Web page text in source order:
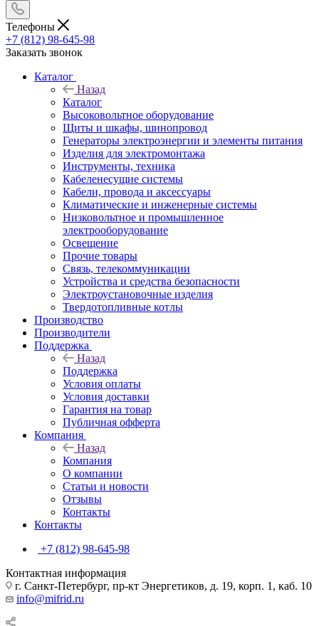
Телефоны
+7 (812) 98-645-98
Заказать звонок
Каталог
Назад
Каталог
Высоковольтное оборудование
Щиты и шкафы, шинопровод
Генераторы электроэнергии и элементы питания
Изделия для электромонтажа
Инструменты, техника
Кабеленесущие системы
Кабели, провода и аксессуары
Климатические и инженерные системы
Низковольтное и промышленное
электрооборудование
Освещение
Прочие товары
Связь, телекоммуникации
Устройства и средства безопасности
Электроустановочные изделия
Твердотопливные котлы
Производство
Производители
Поддержка
Назад
Поддержка
Условия оплаты
Условия доставки
Гарантия на товар
Публичная офферта
Компания
Назад
Компания
О компании
Статьи и новости
Отзывы
Контакты
Контакты
+7 (812) 98-645-98
Контактная информация
г. Санкт-Петербург, пр-кт Энергетиков, д. 19, корп. 1, каб. 10
info@mifrid.ru